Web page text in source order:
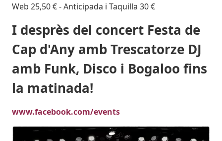
Web 25,50 € - Anticipada i Taquilla 30 €
I desprès del concert Festa de
Cap d'Any amb Trescatorze DJ
amb Funk, Disco i Bogaloo fins
la matinada!
www.facebook.com/events
Imatges
Image